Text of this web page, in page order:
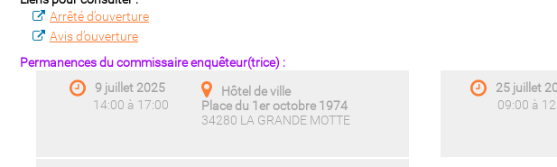
Arrêté d’ouverture
Avis d’ouverture
Permanences du commissaire enquêteur(trice) :
9 juillet 2025
14:00 à 17:00
Hôtel de ville
Place du 1er octobre 1974
34280 LA GRANDE MOTTE
25 juillet
09:00 à